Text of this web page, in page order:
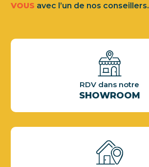
VOUS avec l’un de nos conseillers.
RDV dans notre
SHOWROOM